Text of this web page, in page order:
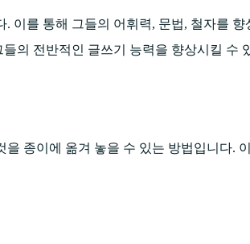
이를 통해 그들의 어휘력, 문법, 철자를 향
의 전반적인 글쓰기 능력을 향상시킬 수
종이에 옮겨 놓을 수 있는 방법입니다.